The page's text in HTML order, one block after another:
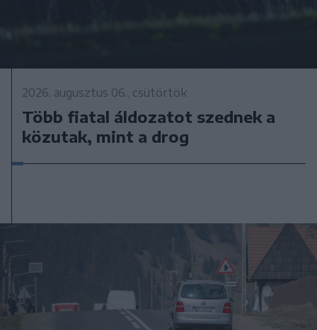
2026. augusztus 06., csütörtök
Több fiatal áldozatot szednek a
közutak, mint a drog